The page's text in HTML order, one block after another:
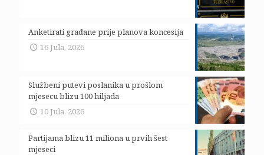
Anketirati građane prije planova koncesija
16 Jula, 2026
Službeni putevi poslanika u prošlom
mjesecu blizu 100 hiljada
10 Jula, 2026
Partijama blizu 11 miliona u prvih šest
mjeseci